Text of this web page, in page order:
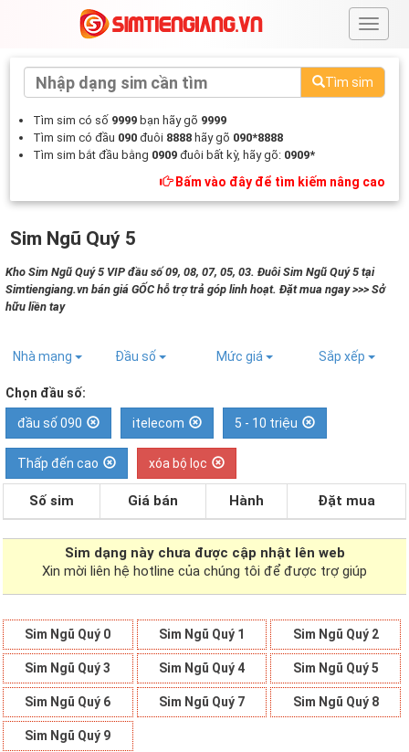
#
Tìm sim
Tìm sim có số 9999 bạn hãy gõ 9999
Tìm sim có đầu 090 đuôi 8888 hãy gõ 090*8888
Tìm sim bắt đầu bằng 0909 đuôi bất kỳ, hãy gõ: 0909*
Bấm vào đây để tìm kiếm nâng cao
Sim Ngũ Quý 5
Kho Sim Ngũ Quý 5 VIP đầu số 09, 08, 07, 05, 03. Đuôi Sim Ngũ Quý 5 tại
Simtiengiang.vn bán giá GỐC hỗ trợ trả góp linh hoạt. Đặt mua ngay >>> Sở
hữu liền tay
Nhà mạng Đầu số Mức giá Sắp xếp
Chọn đầu số:
đầu số 090 itelecom 5 - 10 triệu
Thấp đến cao xóa bộ lọc
Số sim Giá bán Hành Đặt mua
Sim dạng này chưa được cập nhật lên web
Xin mời liên hệ hotline của chúng tôi để được trợ giúp
Sim Ngũ Quý 0 Sim Ngũ Quý 1 Sim Ngũ Quý 2
Sim Ngũ Quý 3 Sim Ngũ Quý 4 Sim Ngũ Quý 5
Sim Ngũ Quý 6 Sim Ngũ Quý 7 Sim Ngũ Quý 8
Sim Ngũ Quý 9